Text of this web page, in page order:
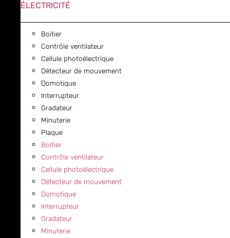
ÉLECTRICITÉ
Boitier
Contrôle ventilateur
Cellule photoélectrique
Détecteur de mouvement
Domotique
Interrupteur
Gradateur
Minuterie
Plaque
Boitier
Contrôle ventilateur
Cellule photoélectrique
Détecteur de mouvement
Domotique
Interrupteur
Gradateur
Minuterie